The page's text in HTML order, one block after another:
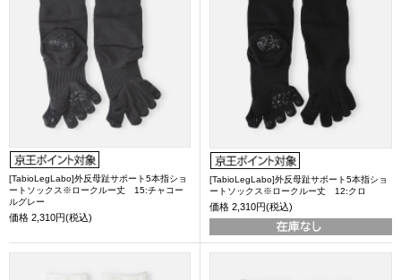
[TabioLegLabo]外反母趾サポート5本指ショ
ートソックス※ロークルー丈 15:チャコー
ルグレー
価格 2,310円(税込)
[TabioLegLabo]外反母趾サポート5本指ショ
ートソックス※ロークルー丈 12:クロ
価格 2,310円(税込)